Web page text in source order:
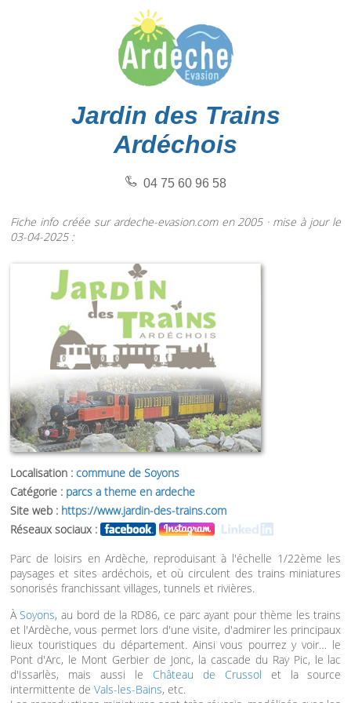
Jardin des Trains
Ardéchois
04 75 60 96 58
Fiche info créée sur ardeche-evasion.com en 2005 · mise à jour le
03-04-2025 :
Localisation : commune de Soyons
Catégorie : parcs a theme en ardeche
Site web : https://www.jardin-des-trains.com
Réseaux sociaux :
Parc de loisirs en Ardèche, reproduisant à l'échelle 1/22ème les
paysages et sites ardéchois, et où circulent des trains miniatures
sonorisés franchissant villages, tunnels et rivières.
ÀSoyons, au bord de la RD86, ce parc ayant pour thème les trains
et l'Ardèche, vous permet lors d'une visite, d'admirer les principaux
lieux touristiques du département. Ainsi vous pourrez y voir… le
Pont d'Arc, le Mont Gerbier de Jonc, la cascade du Ray Pic, le lac
d'Issarlès, mais aussi le Château de Crussol et la source
intermittente de Vals-les-Bains, etc.